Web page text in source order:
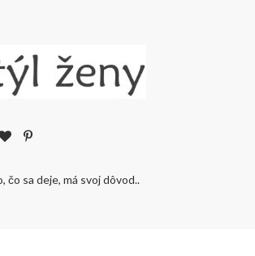
čo sa deje, má svoj dôvod..